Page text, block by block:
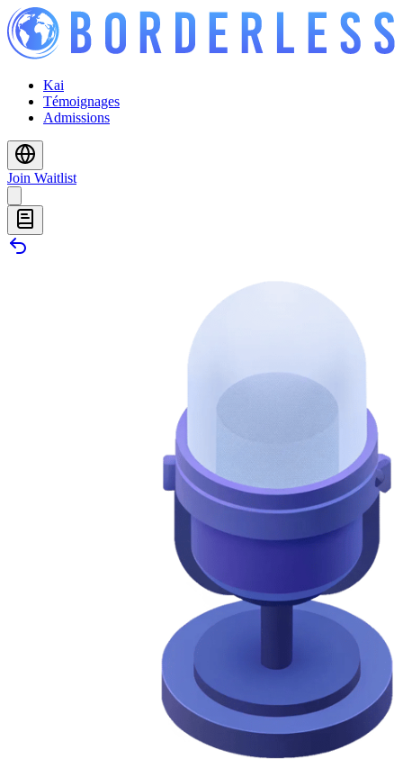
Kai
Témoignages
Admissions
Join Waitlist